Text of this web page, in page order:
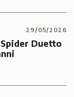
29/05/2026
Duetto